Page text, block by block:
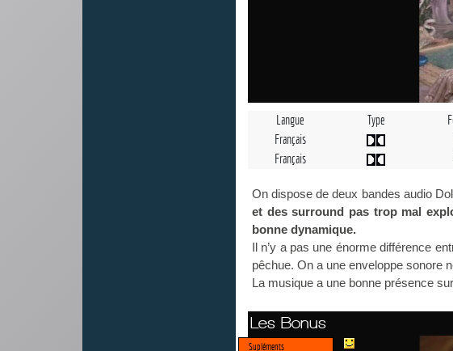
Langue Type
Français
Français
On dispose de deux bandes audio
et des surround pas trop mal
bonne dynamique.
Il n’y a pas une énorme différence
pêchue. On a une enveloppe sonore
La musique a une bonne présence
Les Bonus
Supléments